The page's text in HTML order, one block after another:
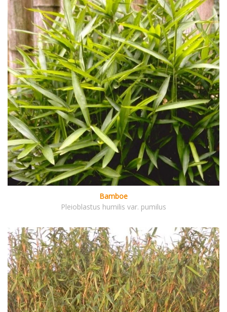
Bamboe
Pleioblastus humilis var. pumilus